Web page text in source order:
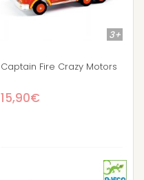
3+
Captain Fire Crazy Motors
15,90€